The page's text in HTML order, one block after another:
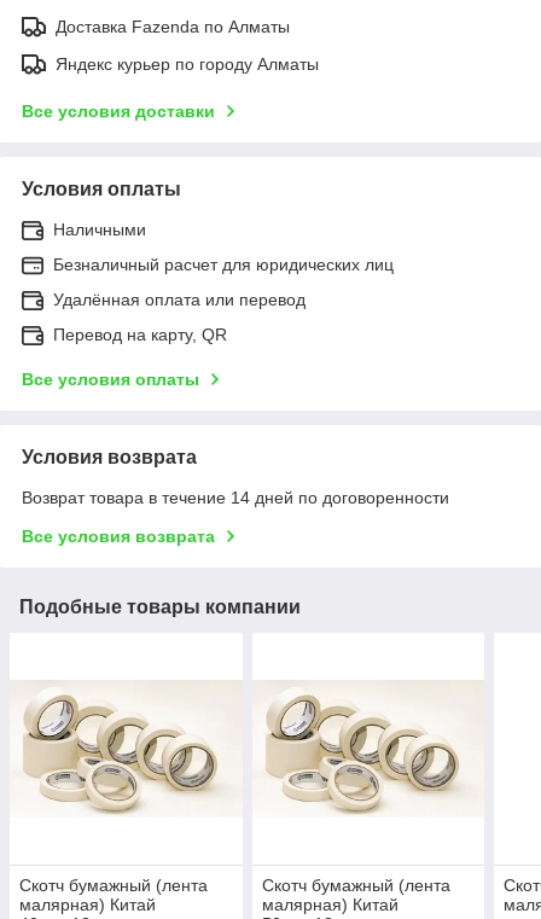
Доставка Fazenda по Алматы
Яндекс курьер по городу Алматы
Все условия доставки
Условия оплаты
Наличными
Безналичный расчет для юридических лиц
Удалённая оплата или перевод
Перевод на карту, QR
Все условия оплаты
Условия возврата
Возврат товара в течение 14 дней по договоренности
Все условия возврата
Подобные товары компании
Скотч бумажный (лента
малярная) Китай
Скотч бумажный (лента
малярная) Китай